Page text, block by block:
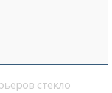
стекло